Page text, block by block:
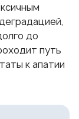
до
путь
к апатии